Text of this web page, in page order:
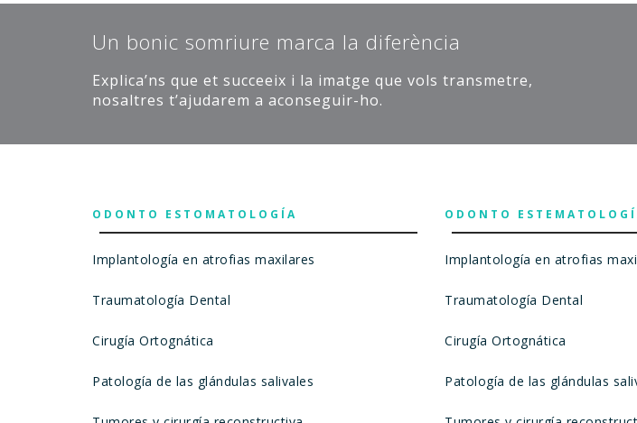
Un bonic somriure marca la diferència
Explica’ns que et succeeix i la imatge que vols transmetre,
nosaltres t’ajudarem a aconseguir-ho.
ODONTO ESTOMATOLOGÍA
Implantología en atrofias maxilares
Traumatología Dental
Cirugía Ortognática
Patología de las glándulas salivales
ODONTO
Implantología en atrofias
Traumatología Dental
Cirugía Ortognática
Patología de las glándulas